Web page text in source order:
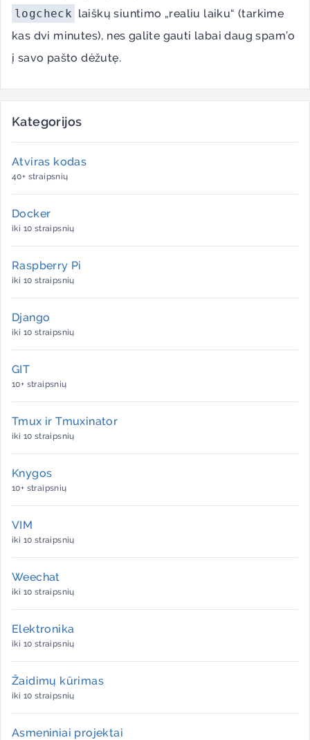
logcheck laiškų siuntimo „realiu laiku“ (tarkime
kas dvi minutes), nes galite gauti labai daug spam’o
į savo pašto dėžutę.
Kategorijos
Atviras kodas
40+ straipsnių
Docker
iki 10 straipsnių
Raspberry Pi
iki 10 straipsnių
Django
iki 10 straipsnių
GIT
10+ straipsnių
Tmux ir Tmuxinator
iki 10 straipsnių
Knygos
10+ straipsnių
VIM
iki 10 straipsnių
Weechat
iki 10 straipsnių
Elektronika
iki 10 straipsnių
Žaidimų kūrimas
iki 10 straipsnių
Asmeniniai projektai